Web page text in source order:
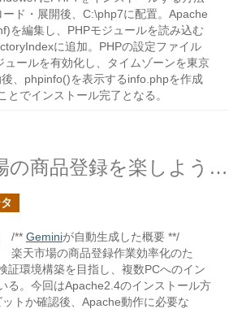
ド・展開後、C:\php7に配置。Apache
を編集し、PHPモジュールを読み込む
に追加。PHPの設定ファイル
ールを有効化し、タイムゾーンを東京
、phpinfo()を表示するinfo.phpを作成
とでインストール完了となる。
PHPで楽天市場の商品登録を楽しよう:Apacheのインストール編
/** Geminiが自動生成した概要 **/
楽天市場の商品登録作業効率化のた
証環境構築を目指し、複数PCへのイン
る。今回はApache2.4のインストール方
トか確認後、Apache動作に必要な